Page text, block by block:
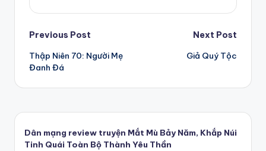
Post
navigation
Previous Post
Thập Niên 70: Người Mẹ
Đanh Đá
Next Post
Giả Quý Tộc
Dân mạng review truyện Mắt Mù Bảy Năm, Khắp Núi
Tinh Quái Toàn Bộ Thành Yêu Thần